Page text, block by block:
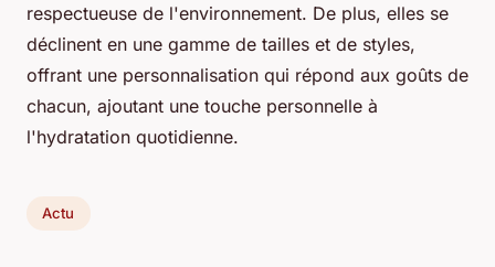
respectueuse de l'environnement. De plus, elles se
déclinent en une gamme de tailles et de styles,
offrant une personnalisation qui répond aux goûts de
chacun, ajoutant une touche personnelle à
l'hydratation quotidienne.
Actu